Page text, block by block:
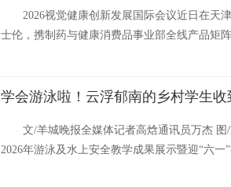
2026视觉健康创新发展国际会议近日在天
士伦，携制药与健康消费品事业部全线产品矩
学会游泳啦！云浮郁南的乡村学生收
文/羊城晚报全媒体记者高焓通讯员万杰
2026年游泳及水上安全教学成果展示暨迎“六